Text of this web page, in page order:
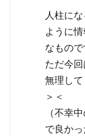
人柱に
ように
なもの
ただ今
無理し
＞＜
（不幸
で良かっ